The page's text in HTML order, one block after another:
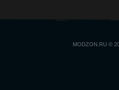
MODZON.RU ©